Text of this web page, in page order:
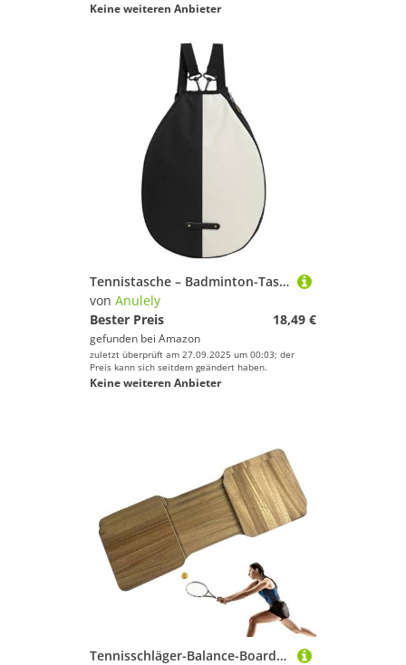
Keine weiteren Anbieter
Tennistasche – Badminton-Tasche | Verstellbarer Tennisschling-Rucksack für Männer und Frauen, hält Tennis-Badmintonschläger
von Anulely
Bester Preis
18,49 €
gefunden bei Amazon
zuletzt überprüft am 27.09.2025 um 00:03; der
Preis kann sich seitdem geändert haben.
Keine weiteren Anbieter
Tennisschläger-Balance-Board | Tennisschaukel Handgelenk-Trainingshilfe | Tennisschwung-Handgelenk-Trainingshilfe, Übungsschwung-Trainer für Kinder und Erwachsene